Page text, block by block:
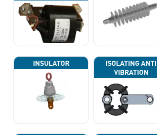
INSULATOR
ISOLATING ANTI
VIBRATION